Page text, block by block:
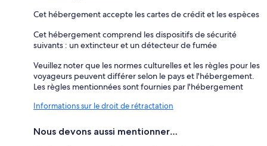
Cet hébergement accepte les cartes de crédit et les espèces
Cet hébergement comprend les dispositifs de sécurité
suivants : un extincteur et un détecteur de fumée
Veuillez noter que les normes culturelles et les règles pour les
voyageurs peuvent différer selon le pays et l'hébergement.
Les règles mentionnées sont fournies par l'hébergement
Informations sur le droit de rétractation
Nous devons aussi mentionner…